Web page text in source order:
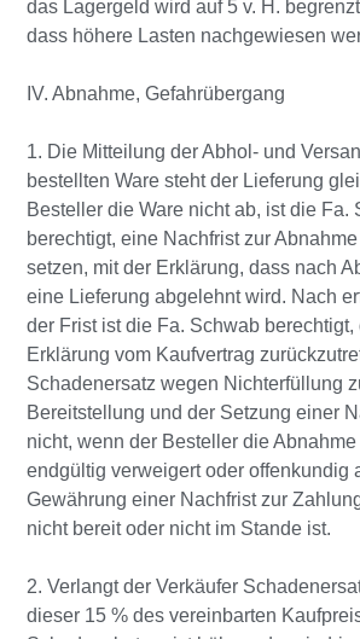
das Lagergeld wird auf 5 v. H.
dass höhere Lasten nachgewiesen
IV. Abnahme, Gefahrübergang
1. Die Mitteilung der Abhol- und
bestellten Ware steht der Lieferung
Besteller die Ware nicht ab, ist die Fa.
berechtigt, eine Nachfrist zur
setzen, mit der Erklärung, dass nach
eine Lieferung abgelehnt wird. Nach
der Frist ist die Fa. Schwab
Erklärung vom Kaufvertrag
Schadenersatz wegen Nichterfüllung
Bereitstellung und der Setzung einer
nicht, wenn der Besteller die Abnahme
endgültig verweigert oder offenkundig
Gewährung einer Nachfrist zur
nicht bereit oder nicht im Stande ist.
2. Verlangt der Verkäufer
dieser 15 % des vereinbarten